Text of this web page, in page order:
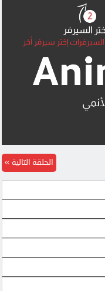
OK
DRIVE
الحلقة التالية